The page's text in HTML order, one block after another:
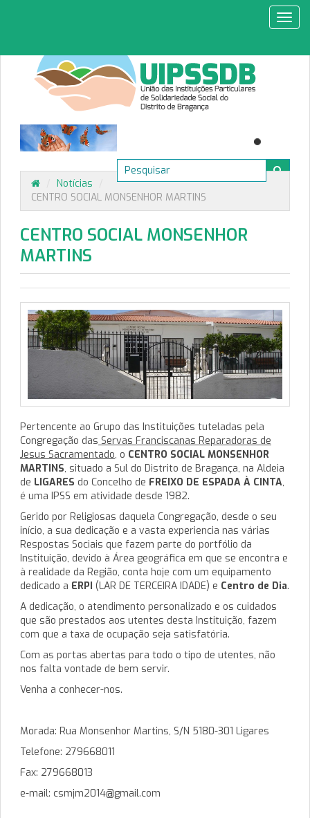
Notícias
CENTRO SOCIAL MONSENHOR MARTINS
CENTRO SOCIAL MONSENHOR
MARTINS
Pertencente ao Grupo das Instituições tuteladas pela
Congregação das Servas Franciscanas Reparadoras de
Jesus Sacramentado, o CENTRO SOCIAL MONSENHOR
MARTINS, situado a Sul do Distrito de Bragança, na Aldeia
de LIGARES do Concelho de FREIXO DE ESPADA À CINTA,
é uma IPSS em atividade desde 1982.
Gerido por Religiosas daquela Congregação, desde o seu
início, a sua dedicação e a vasta experiencia nas várias
Respostas Sociais que fazem parte do portfólio da
Instituição, devido à Área geográfica em que se encontra e
à realidade da Região, conta hoje com um equipamento
dedicado a ERPI (LAR DE TERCEIRA IDADE) e Centro de Dia.
A dedicação, o atendimento personalizado e os cuidados
que são prestados aos utentes desta Instituição, fazem
com que a taxa de ocupação seja satisfatória.
Com as portas abertas para todo o tipo de utentes, não
nos falta vontade de bem servir.
Venha a conhecer-nos.
Morada: Rua Monsenhor Martins, S/N 5180-301 Ligares
Telefone: 279668011
Fax: 279668013
e-mail: csmjm2014@gmail.com